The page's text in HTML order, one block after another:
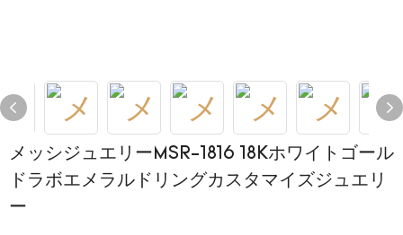
メッシジュエリーMSR-1816 18Kホワイトゴール
ドラボエメラルドリングカスタマイズジュエリ
ー